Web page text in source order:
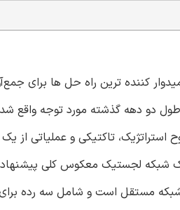
کننده ترین راه حل ها برای
دو دهه گذشته مورد توجه واقع
استراتژیک، تاکتیکی و عملیاتی
یک شبکه لجستیک معکوس کلی
است و شامل سه رده برای جمع